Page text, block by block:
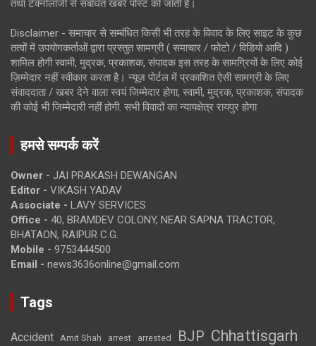
तथा टेक्नोलॉजी से संबंधित खबरें पोस्ट की जाती है।
Disclaimer - समाचार से सम्बंधित किसी भी तरह के विवाद के लिए साइट के कुछ
तत्वों में उपयोगकर्ताओं द्वारा प्रस्तुत सामग्री ( समाचार / फोटो / विडियो आदि )
शामिल होगी स्वामी, मुद्रक, प्रकाशक, संपादक इस तरह के सामग्रियों के लिए कोई
ज़िम्मेदार नहीं स्वीकार करता है। न्यूज़ पोर्टल में प्रकाशित ऐसी सामग्री के लिए
संवाददाता / खबर देने वाला स्वयं जिम्मेदार होगा, स्वामी, मुद्रक, प्रकाशक, संपादक
की कोई भी जिम्मेदारी नहीं होगी. सभी विवादों का न्यायक्षेत्र रायपुर होगा
हमसे सम्पर्क करें
Owner - JAI PRAKASH DEWANGAN
Editor - VIKASH YADAV
Associate - LAVY SERVICES
Office - 40, BRAMDEV COLONY, NEAR SAPNA TRACTOR,
BHATAON, RAIPUR C.G.
Mobile - 9753444500
Email - news3636online@gmail.com
Tags
Accident Amit Shah arrest arrested BJP Chhattisgarh